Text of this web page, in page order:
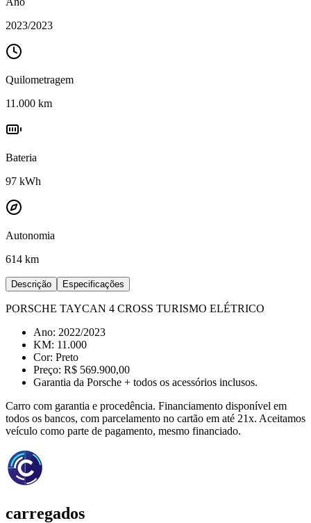
2023/2023
Quilometragem
11.000 km
Bateria
97 kWh
Autonomia
614 km
Descrição Especificações
PORSCHE TAYCAN 4 CROSS TURISMO ELÉTRICO
Ano: 2022/2023
KM: 11.000
Cor: Preto
Preço: R$ 569.900,00
Garantia da Porsche + todos os acessórios inclusos.
Carro com garantia e procedência. Financiamento disponível em
todos os bancos, com parcelamento no cartão em até 21x. Aceitamos
veículo como parte de pagamento, mesmo financiado.
carregados